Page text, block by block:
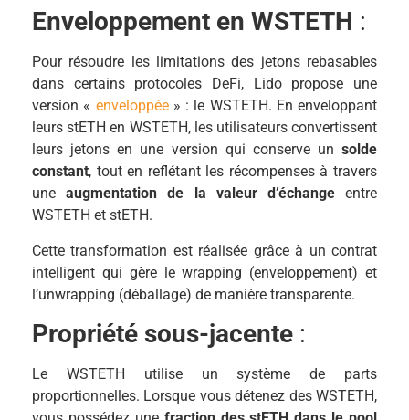
Enveloppement en WSTETH :
Pour résoudre les limitations des jetons rebasables
dans certains protocoles DeFi, Lido propose une
version « enveloppée» : le WSTETH. En enveloppant
leurs stETH en WSTETH, les utilisateurs convertissent
leurs jetons en une version qui conserve un solde
constant, tout en reflétant les récompenses à travers
uneaugmentation de la valeur d’échangeentre
WSTETH et stETH.
Cette transformation est réalisée grâce à un contrat
intelligent qui gère le wrapping (enveloppement) et
l’unwrapping (déballage) de manière transparente.
Propriété sous-jacente :
Le WSTETH utilise un système de parts
proportionnelles. Lorsque vous détenez des WSTETH,